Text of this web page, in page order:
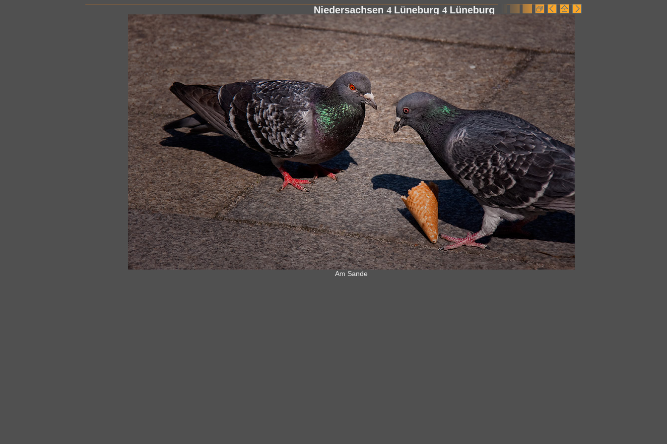
Niedersachsen 4 Lüneburg 4 Lüneburg
Am Sande